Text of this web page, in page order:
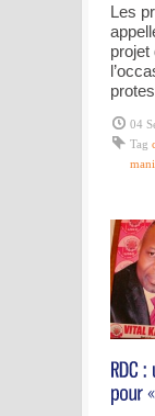
Les
projet
04
Tag